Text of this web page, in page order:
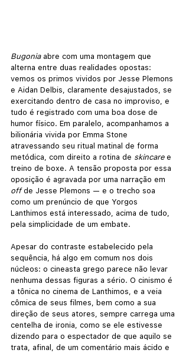
Bugonia abre com uma montagem que
alterna entre duas realidades opostas:
vemos os primos vividos por Jesse Plemons
e Aidan Delbis, claramente desajustados, se
exercitando dentro de casa no improviso, e
tudo é registrado com uma boa dose de
humor físico. Em paralelo, acompanhamos a
bilionária vivida por Emma Stone
atravessando seu ritual matinal de forma
metódica, com direito a rotina de skincare e
treino de boxe. A tensão proposta por essa
oposição é agravada por uma narração em
off de Jesse Plemons — e o trecho soa
como um prenúncio de que Yorgos
Lanthimos está interessado, acima de tudo,
pela simplicidade de um embate.
Apesar do contraste estabelecido pela
sequência, há algo em comum nos dois
núcleos: o cineasta grego parece não levar
nenhuma dessas figuras a sério. O cinismo é
a tônica no cinema de Lanthimos, e a veia
cômica de seus filmes, bem como a sua
direção de seus atores, sempre carrega uma
centelha de ironia, como se ele estivesse
dizendo para o espectador de que aquilo se
trata, afinal, de um comentário mais ácido e